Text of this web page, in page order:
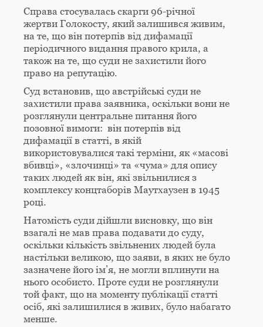
Справа стосувалась скарги 96-річної
жертви Голокосту, який залишився живим,
на те, що він потерпів від дифамації
періодичного видання правого крила, а
також на те, що суди не захистили його
право на репутацію.
Суд встановив, що австрійські суди не
захистили права заявника, оскільки вони не
розглянули центральне питання його
позовної вимоги: він потерпів від
дифамації в статті, в якій
використовувалися такі терміни, як «масові
вбивці», «злочинці» та «чума» для опису
таких людей як він, які звільнилися з
комплексу концтаборів Маутхаузен в 1945
році.
Натомість суди дійшли висновку, що він
взагалі не мав права подавати до суду,
оскільки кількість звільнених людей була
настільки великою, що заяви, в яких не було
зазначене його ім’я, не могли вплинути на
нього особисто. Проте суди не розглянули
той факт, що на моменту публікації статті
осіб, які залишилися в живих, було набагато
менше.